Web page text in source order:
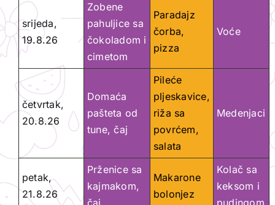
srijeda,
19.8.26
Zobene
pahuljice sa
čokoladom i
cimetom
Paradajz
čorba,
pizza
Voće
četvrtak,
20.8.26
Domaća
pašteta od
tune, čaj
Pileće
pljeskavice,
riža sa
povrćem,
salata
Medenjaci
petak,
21.8.26
Prženice sa
kajmakom,
čaj
Makarone
bolonjez
Kolač sa
keksom i
pudingom